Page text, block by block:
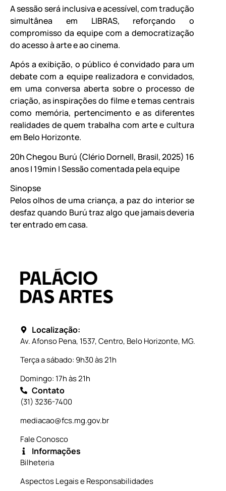
A sessão será inclusiva e acessível, com tradução
simultânea em LIBRAS, reforçando o
compromisso da equipe com a democratização
do acesso à arte e ao cinema.
Após a exibição, o público é convidado para um
debate com a equipe realizadora e convidados,
em uma conversa aberta sobre o processo de
criação, as inspirações do filme e temas centrais
como memória, pertencimento e as diferentes
realidades de quem trabalha com arte e cultura
em Belo Horizonte.
20h Chegou Burú (Clério Dornell, Brasil, 2025) 16
anos | 19min | Sessão comentada pela equipe
Sinopse
Pelos olhos de uma criança, a paz do interior se
desfaz quando Burú traz algo que jamais deveria
ter entrado em casa.
Localização:
Av. Afonso Pena, 1537, Centro, Belo Horizonte, MG.
Terça a sábado: 9h30 às 21h
Domingo: 17h às 21h
Contato
(31) 3236-7400
mediacao@fcs.mg.gov.br
Fale Conosco
Informações
Bilheteria
Aspectos Legais e Responsabilidades